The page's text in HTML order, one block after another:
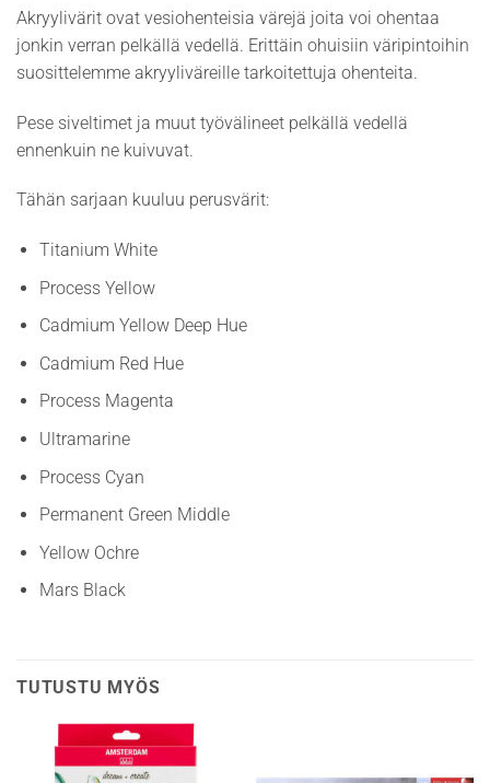
Akryylivärit ovat vesiohenteisia värejä joita voi ohentaa
jonkin verran pelkällä vedellä. Erittäin ohuisiin väripintoihin
suosittelemme akryyliväreille tarkoitettuja ohenteita.
Pese siveltimet ja muut työvälineet pelkällä vedellä
ennenkuin ne kuivuvat.
Tähän sarjaan kuuluu perusvärit:
Titanium White
Process Yellow
Cadmium Yellow Deep Hue
Cadmium Red Hue
Process Magenta
Ultramarine
Process Cyan
Permanent Green Middle
Yellow Ochre
Mars Black
TUTUSTU MYÖS